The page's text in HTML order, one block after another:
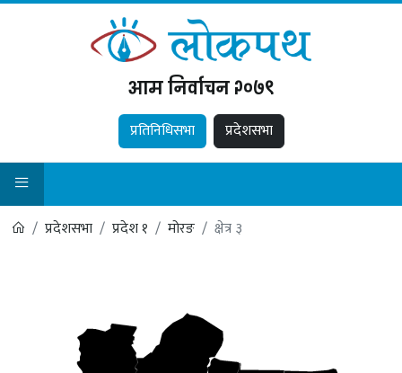
आम निर्वाचन २०७९
प्रतिनिधिसभा प्रदेशसभा
प्रदेशसभा प्रदेश १ मोरङ क्षेत्र ३